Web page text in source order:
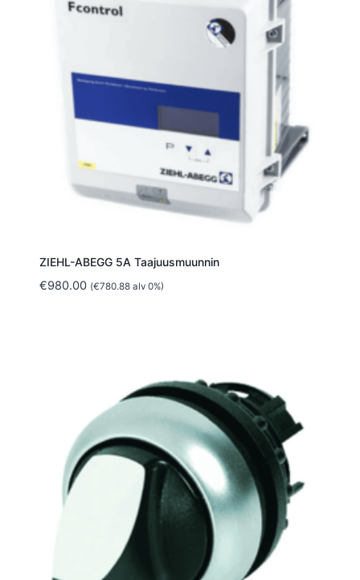
ZIEHL-ABEGG 5A Taajuusmuunnin
€980.00 (€780.88alv 0%)